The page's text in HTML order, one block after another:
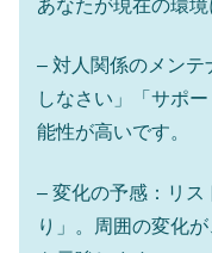
あなたが現在の環
– 対人関係のメンテ
しなさい」「サポ
能性が高いです。
– 変化の予感：リス
り」。周囲の変化